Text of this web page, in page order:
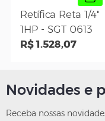
Retífica Reta
1HP - SGT
Novidades e
Receba nossas